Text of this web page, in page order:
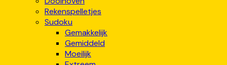
Rekenspelletjes
Sudoku
Gemakkelijk
Gemiddeld
Moeilijk